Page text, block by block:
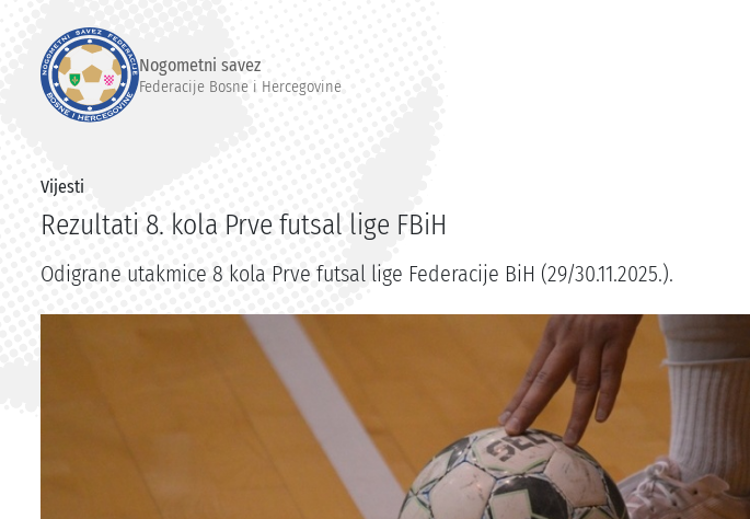
Nogometni savez
Federacije Bosne i Hercegovine
Vijesti
Rezultati 8. kola Prve futsal lige FBiH
Odigrane utakmice 8 kola Prve futsal lige Federacije BiH (29/30.11.2025.).